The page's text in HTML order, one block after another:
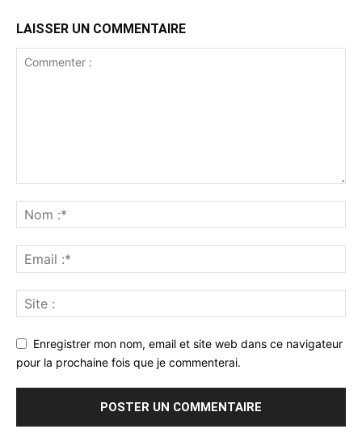
LAISSER UN COMMENTAIRE
Enregistrer mon nom, email et site web dans ce navigateur
pour la prochaine fois que je commenterai.